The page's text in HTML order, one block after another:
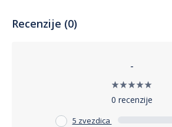
Recenzije (0)
-
0 recenzije
5 zvezdica